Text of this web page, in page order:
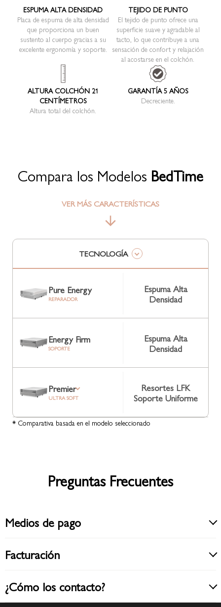
ESPUMA ALTA DENSIDAD
Placa de espuma de alta densidad
que proporciona un buen
sustento al cuerpo gracias a su
excelente ergonomía y soporte.
TEJIDO DE PUNTO
El tejido de punto ofrece una
superficie suave y agradable al
tacto, lo que contribuye a una
sensación de confort y relajación
al acostarse en el colchón.
ALTURA COLCHÓN 21
CENTÍMETROS
Altura total del colchón.
GARANTÍA 5 AÑOS
Decreciente.
Compara los Modelos BedTime
VER MÁS CARACTERÍSTICAS
TECNOLOGÍA
Pure Energy
REPARADOR
Espuma Alta
Densidad
Energy Firm
SOPORTE
Espuma Alta
Densidad
Premier
ULTRA SOFT
Resortes LFK
Soporte Uniforme
* Comparativa basada en el modelo seleccionado
Preguntas Frecuentes
Medios de pago
Facturación
¿Cómo los contacto?